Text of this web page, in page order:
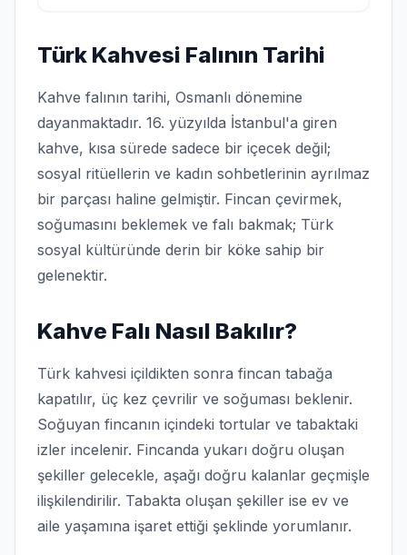
Türk Kahvesi Falının Tarihi
Kahve falının tarihi, Osmanlı dönemine
dayanmaktadır. 16. yüzyılda İstanbul'a giren
kahve, kısa sürede sadece bir içecek değil;
sosyal ritüellerin ve kadın sohbetlerinin ayrılmaz
bir parçası haline gelmiştir. Fincan çevirmek,
soğumasını beklemek ve falı bakmak; Türk
sosyal kültüründe derin bir köke sahip bir
gelenektir.
Kahve Falı Nasıl Bakılır?
Türk kahvesi içildikten sonra fincan tabağa
kapatılır, üç kez çevrilir ve soğuması beklenir.
Soğuyan fincanın içindeki tortular ve tabaktaki
izler incelenir. Fincanda yukarı doğru oluşan
şekiller gelecekle, aşağı doğru kalanlar geçmişle
ilişkilendirilir. Tabakta oluşan şekiller ise ev ve
aile yaşamına işaret ettiği şeklinde yorumlanır.